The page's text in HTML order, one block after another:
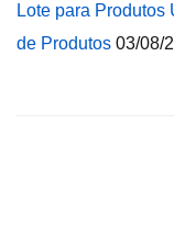
Lote para
de Produtos 03/08/